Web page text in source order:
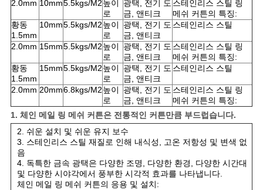
2.0mm 10mm5.5kgs/M2높이
로
광택, 전기 도
금, 앤티크
스테인리스 스틸 링
메쉬 커튼의 특징:
황동
1.5mm
10mm5.5kgs/M2높이
로
광택, 전기 도
금, 앤티크
스테인리스 스틸
2.0mm 15mm5.5kgs/M2높이
로
광택, 전기 도
금, 앤티크
스테인리스 스틸 링
메쉬 커튼의 특징:
황동
1.5mm
15mm5.5kgs/M2높이
로
광택, 전기 도
금, 앤티크
스테인리스 스틸
2.0mm 20mm6.8kgs/M2높이
로
광택, 전기 도
금, 앤티크
스테인리스 스틸 링
메쉬 커튼의 특징:
1. 체인 메일 링 메쉬 커튼은 전통적인 커튼만큼 부드럽습니다.
2. 쉬운 설치 및 쉬운 유지 보수
3. 스테인리스 스틸 재질로 인해 내식성, 고온 저항성 및 변색 없
음
4. 독특한 금속 광택은 다양한 조명, 다양한 환경, 다양한 시간대
및 다양한 시야각에서 풍부한 시각적 효과를 나타냅니다.
체인 메일 링 메쉬 커튼의 응용 및 설치: